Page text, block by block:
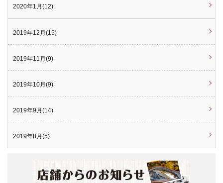
2020年1月(12)
2019年12月(15)
2019年11月(9)
2019年10月(9)
2019年9月(14)
2019年8月(5)